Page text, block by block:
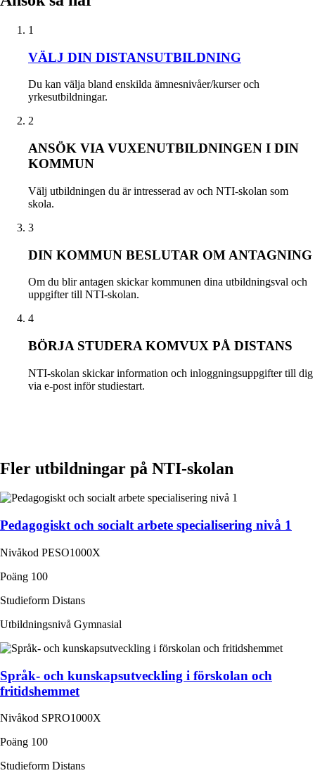
1
VÄLJ DIN DISTANSUTBILDNING
Du kan välja bland enskilda ämnesnivåer/kurser och
yrkesutbildningar.
2
ANSÖK VIA VUXENUTBILDNINGEN I DIN
KOMMUN
Välj utbildningen du är intresserad av och NTI-skolan som
skola.
3
DIN KOMMUN BESLUTAR OM ANTAGNING
Om du blir antagen skickar kommunen dina utbildningsval och
uppgifter till NTI-skolan.
4
BÖRJA STUDERA KOMVUX PÅ DISTANS
NTI-skolan skickar information och inloggningsuppgifter till dig
via e-post inför studiestart.
Fler utbildningar på NTI-skolan
Pedagogiskt och socialt arbete specialisering nivå 1
Nivåkod PESO1000X
Poäng 100
Studieform Distans
Utbildningsnivå Gymnasial
Språk- och kunskapsutveckling i förskolan och
fritidshemmet
Nivåkod SPRO1000X
Poäng 100
Studieform Distans